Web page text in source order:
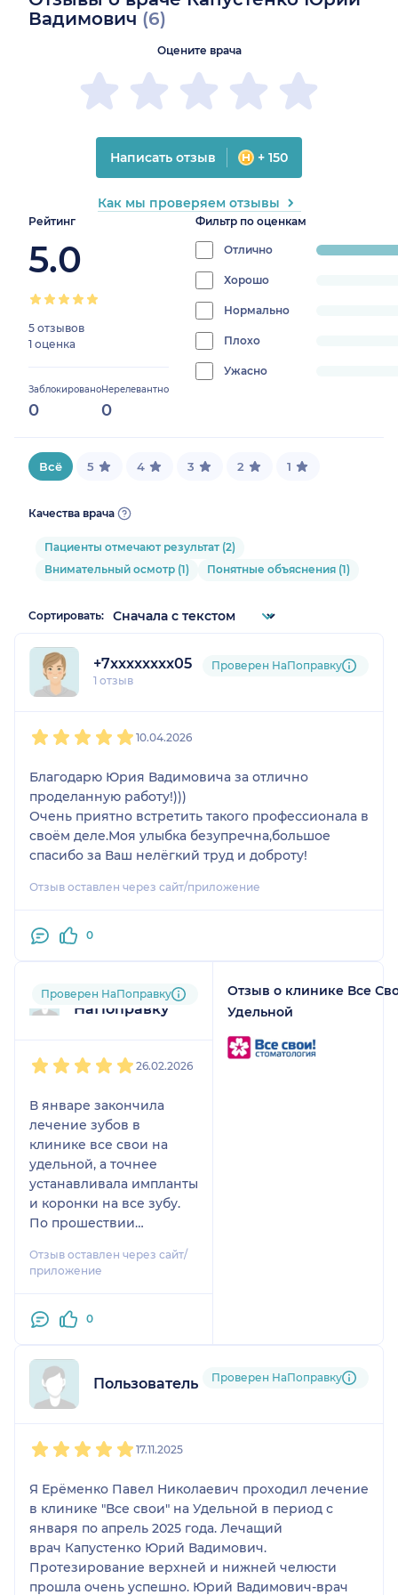
Вадимович (6)
Рейтинг
5.0
5 отзывов
1 оценка
Заблокировано
0
Нерелевантно
0
Фильтр по оценкам
Отлично
progress:
Хорошо
0%
Нормально
0%
Плохо
progress:
Ужасно
0%
Оцените врача
Написать отзыв + 150
Как мы проверяем отзывы
Всё 5 4 3 2 1
Качества врача
Пациенты отмечают результат (2)
Внимательный осмотр (1)
Понятные объяснения (1)
Сортировать:
+7xxxxxxxx05
1 отзыв
Проверен НаПоправку
10.04.2026
Благодарю Юрия Вадимовича за отлично
проделанную работу!)))
Очень приятно встретить такого профессионала в
своём деле.Моя улыбка безупречна,большое
спасибо за Ваш нелёгкий труд и доброту!
Отзыв оставлен через сайт/приложение
0
Пользователь
НаПоправку
Проверен НаПоправку
26.02.2026
В январе закончила
лечение зубов в
клинике все свои на
удельной, а точнее
устанавливала импланты
и коронки на все зубу.
По прошествии
поделиться с вами
своими ощущениями. К
уже привыкла, дикция
изменилось в лучшую
сторону, само лечение у
меня заняло 4,5 месяца
красивая улыбка,
чувство уверенности ,
благодарность моему
врачу Юрию
Вадимовичу! Очень
внимательно и со
знанием своего дела он
Отзыв оставлен через сайт/
приложение
0
Отзыв о клинике Все
Удельной
Пользователь НаПоправку
Проверен НаПоправку
17.11.2025
Я Ерёменко Павел Николаевич проходил лечение
в клинике "Все свои" на Удельной в период с
января по апрель 2025 года. Лечащий
врач Капустенко Юрий Вадимович.
Протезирование верхней и нижней челюсти
прошла очень успешно. Юрий Вадимович-врач